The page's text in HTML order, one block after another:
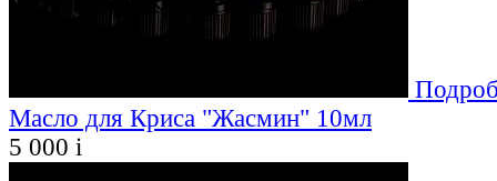
Масло для Криса "Жасмин" 10мл
5 000 i